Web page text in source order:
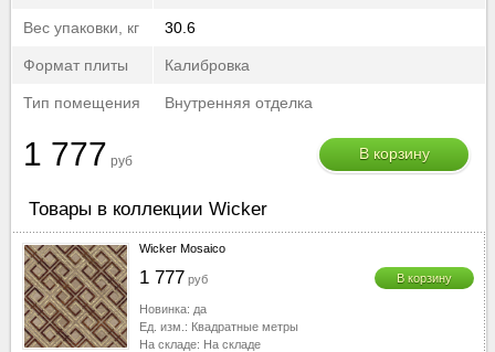
Вес упаковки, кг 30.6
Формат плиты Калибровка
Тип помещения Внутренняя отделка
1 777 руб В корзину
Товары в коллекции Wicker
Wicker Mosaico
1 777 руб В корзину
Новинка: да
Ед. изм.: Квадратные метры
На складе: На складе